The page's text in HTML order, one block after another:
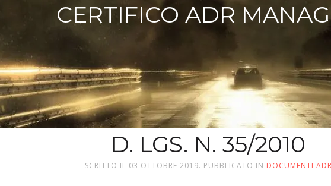
CERTIFICO ADR
D. LGS. N. 35/2010
SCRITTO IL 03 OTTOBRE 2019. PUBBLICATO IN DOCUMENTI ADR